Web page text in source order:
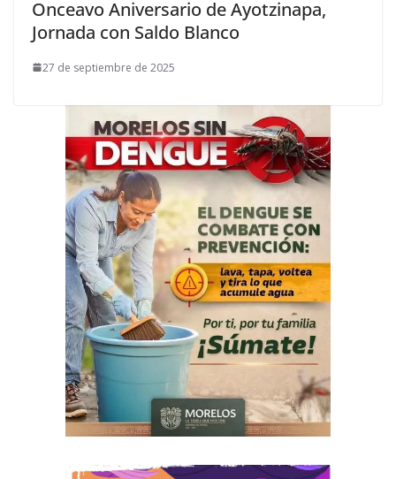
Onceavo Aniversario de Ayotzinapa,
Jornada con Saldo Blanco
27 de septiembre de 2025